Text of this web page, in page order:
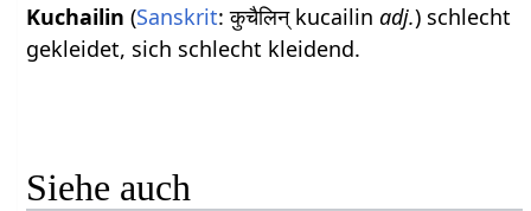
Kuchailin (Sanskrit: कुचैलिन् kucailinadj.) schlecht
gekleidet, sich schlecht kleidend.
Siehe auch